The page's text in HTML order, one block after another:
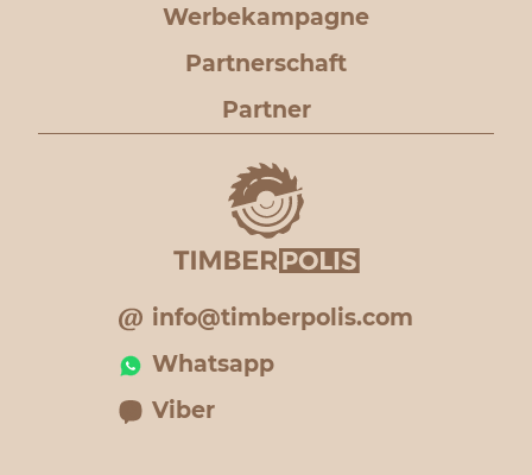
Werbekampagne
Partnerschaft
Partner
info@timberpolis.com
Whatsapp
Viber